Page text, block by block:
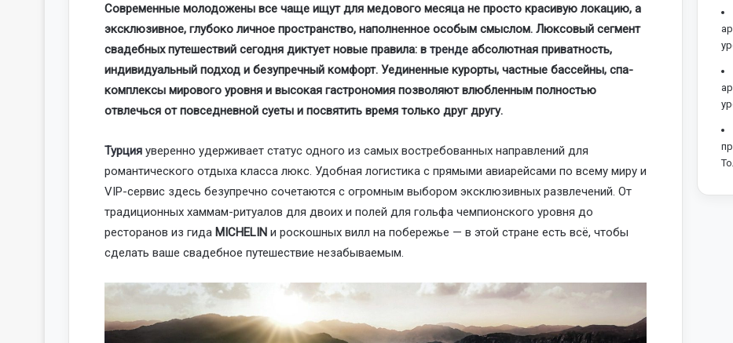
Современные молодожены все чаще ищут для медового месяца не просто красивую локацию, а
эксклюзивное, глубоко личное пространство, наполненное особым смыслом. Люксовый сегмент
свадебных путешествий сегодня диктует новые правила: в тренде абсолютная приватность,
индивидуальный подход и безупречный комфорт. Уединенные курорты, частные бассейны, спа-
комплексы мирового уровня и высокая гастрономия позволяют влюбленным полностью
отвлечься от повседневной суеты и посвятить время только друг другу.
Турция уверенно удерживает статус одного из самых востребованных направлений для
романтического отдыха класса люкс. Удобная логистика с прямыми авиарейсами по всему миру и
VIP-сервис здесь безупречно сочетаются с огромным выбором эксклюзивных развлечений. От
традиционных хаммам-ритуалов для двоих и полей для гольфа чемпионского уровня до
ресторанов из гида MICHELIN и роскошных вилл на побережье — в этой стране есть всё, чтобы
сделать ваше свадебное путешествие незабываемым.